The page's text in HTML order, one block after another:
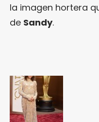
la imagen hortera
de Sandy.